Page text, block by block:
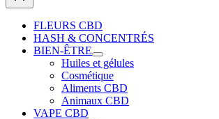
FLEURS CBD
HASH & CONCENTRÉS
BIEN-ÊTRE
Huiles et gélules
Cosmétique
Aliments CBD
Animaux CBD
VAPE CBD